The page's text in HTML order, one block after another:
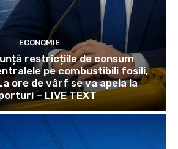
ECONOMIE
restricțiile de consum
pe combustibili fosili,
ore de vârf se va apela la
– LIVE TEXT